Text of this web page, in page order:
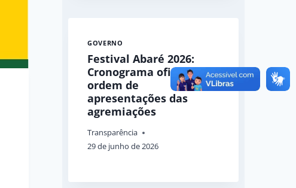
GOVERNO
Festival Abaré 2026:
Cronograma oficial e
ordem de
apresentações das
agremiações
Transparência
29 de junho de 2026